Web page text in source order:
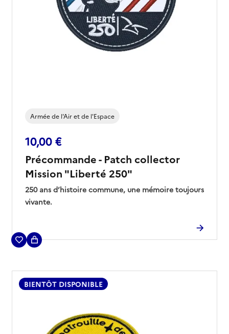
Armée de l'Air et de l'Espace
10,00 €
Précommande - Patch collector
Mission "Liberté 250"
250 ans d’histoire commune, une mémoire toujours
vivante.
mission "Liberté 250", réalisée dans le cadre du
250e anniversaire de l’indépendance des États-
limitée.
sera expédié mi-août 2026.
🇫🇷 Fabriqué en France
BIENTÔT DISPONIBLE